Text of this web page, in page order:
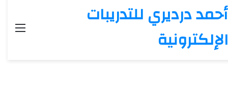
أحمد درديري للتدريبات
الإلكترونية